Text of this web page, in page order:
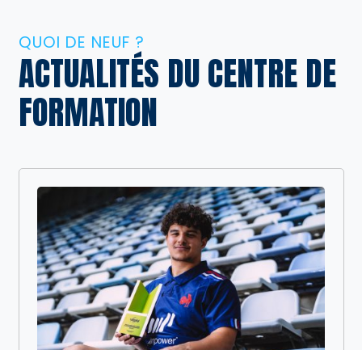
QUOI DE NEUF ?
ACTUALITÉS DU CENTRE DE
FORMATION